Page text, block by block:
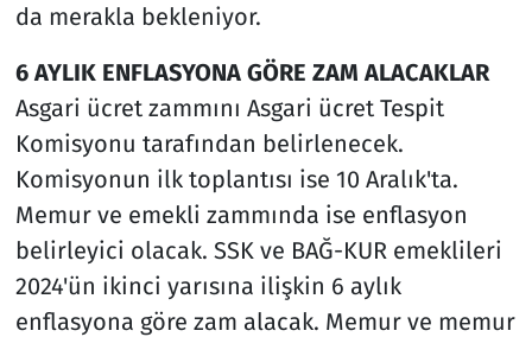
da merakla bekleniyor.
6 AYLIK ENFLASYONA GÖRE ZAM ALACAKLAR
Asgari ücret zammını Asgari ücret Tespit
Komisyonu tarafından belirlenecek.
Komisyonun ilk toplantısı ise 10 Aralık'ta.
Memur ve emekli zammında ise enflasyon
belirleyici olacak. SSK ve BAĞ-KUR emeklileri
2024'ün ikinci yarısına ilişkin 6 aylık
enflasyona göre zam alacak. Memur ve memur